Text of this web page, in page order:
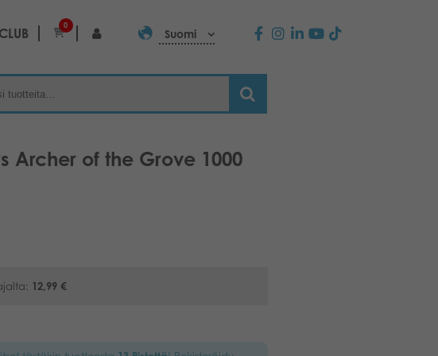
0
Suomi
Archer of the Grove 1000
12,99 €